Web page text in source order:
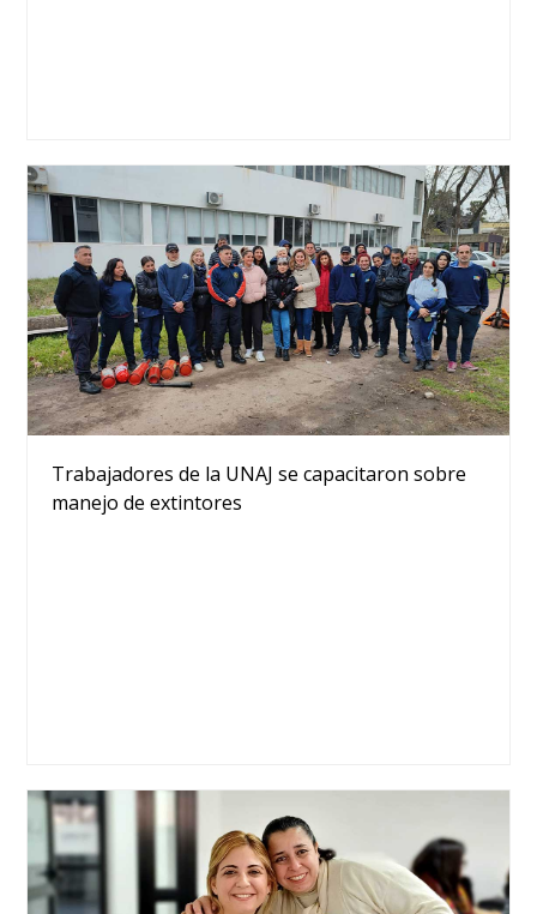
Trabajadores de la UNAJ se capacitaron sobre
manejo de extintores